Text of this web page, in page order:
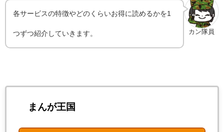
カン隊員
各サービスの特徴やどのくらいお得に読めるかを1
つずつ紹介していきます。
まんが王国